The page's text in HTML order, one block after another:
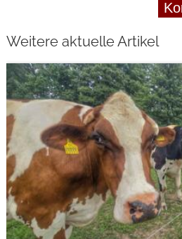
Weitere aktuelle Artikel
weiterlesen